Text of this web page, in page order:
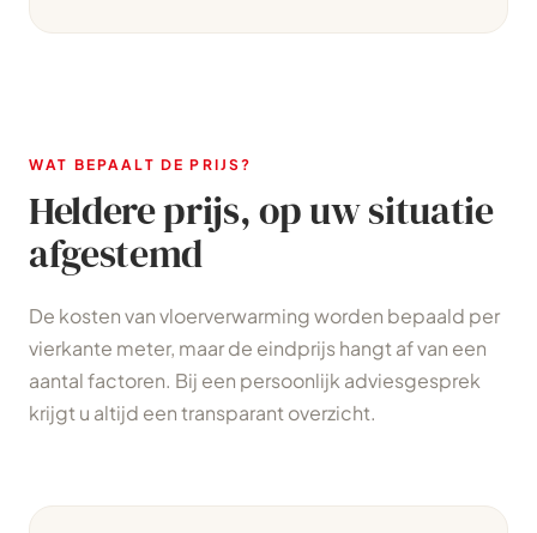
WAT BEPAALT DE PRIJS?
Heldere prijs, op uw situatie
afgestemd
De kosten van vloerverwarming worden bepaald per
vierkante meter, maar de eindprijs hangt af van een
aantal factoren. Bij een persoonlijk adviesgesprek
krijgt u altijd een transparant overzicht.